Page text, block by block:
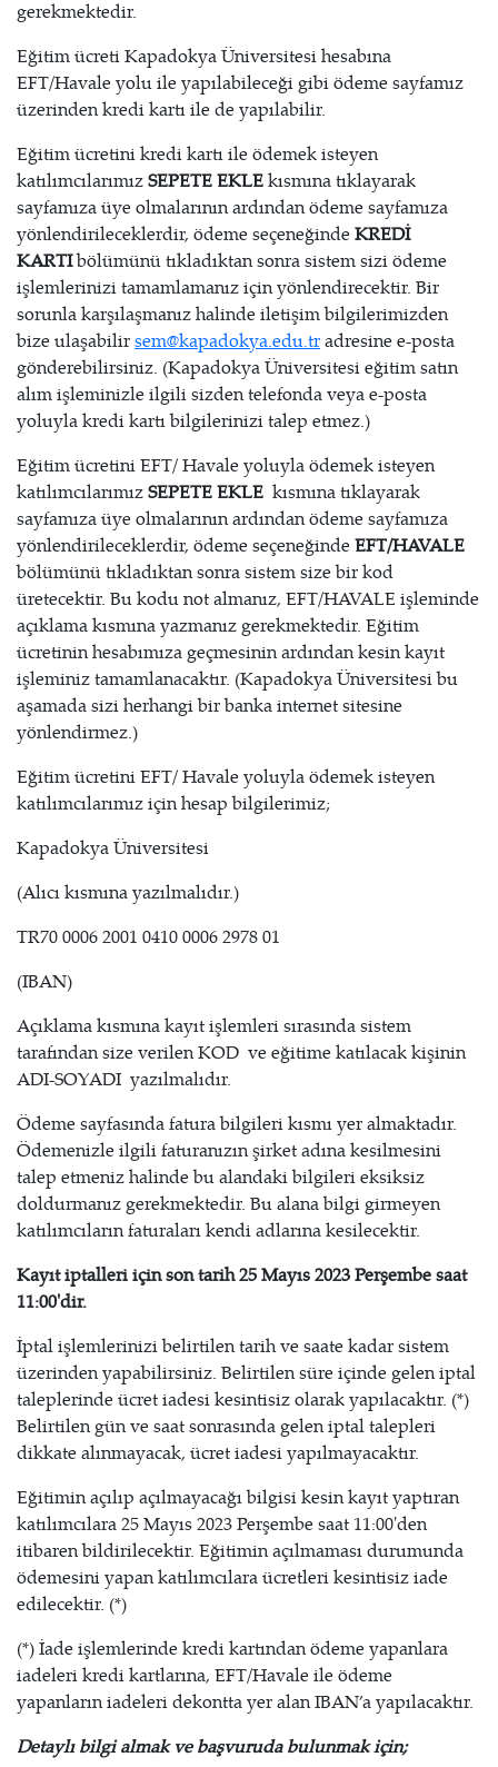
gerekmektedir.
Eğitim ücreti Kapadokya Üniversitesi hesabına
EFT/Havale yolu ile yapılabileceği gibi ödeme sayfamız
üzerinden kredi kartı ile de yapılabilir.
Eğitim ücretini kredi kartı ile ödemek isteyen
katılımcılarımızSEPETE EKLEkısmına tıklayarak
sayfamıza üye olmalarının ardından ödeme sayfamıza
yönlendirileceklerdir, ödeme seçeneğinde KREDİ
KARTIbölümünü tıkladıktan sonra sistem sizi ödeme
işlemlerinizi tamamlamanız için yönlendirecektir. Bir
sorunla karşılaşmanız halinde iletişim bilgilerimizden
bize ulaşabilirsem@kapadokya.edu.tradresine e-posta
gönderebilirsiniz. (Kapadokya Üniversitesi eğitim satın
alım işleminizle ilgili sizden telefonda veya e-posta
yoluyla kredi kartı bilgilerinizi talep etmez.)
Eğitim ücretini EFT/ Havale yoluyla ödemek isteyen
katılımcılarımızSEPETE EKLE kısmına tıklayarak
sayfamıza üye olmalarının ardından ödeme sayfamıza
yönlendirileceklerdir, ödeme seçeneğinde EFT/HAVALE
bölümünü tıkladıktan sonra sistem size bir kod
üretecektir. Bu kodu not almanız, EFT/HAVALE işleminde
açıklama kısmına yazmanız gerekmektedir. Eğitim
ücretinin hesabımıza geçmesinin ardından kesin kayıt
işleminiz tamamlanacaktır. (Kapadokya Üniversitesi bu
aşamada sizi herhangi bir banka internet sitesine
yönlendirmez.)
Eğitim ücretini EFT/ Havale yoluyla ödemek isteyen
katılımcılarımız için hesap bilgilerimiz;
Kapadokya Üniversitesi
(Alıcı kısmına yazılmalıdır.)
TR70 0006 2001 0410 0006 2978 01
(IBAN)
Açıklama kısmına kayıt işlemleri sırasında sistem
tarafından size verilen KOD ve eğitime katılacak kişinin
ADI-SOYADI yazılmalıdır.
Ödeme sayfasında fatura bilgileri kısmı yer almaktadır.
Ödemenizle ilgili faturanızın şirket adına kesilmesini
talep etmeniz halinde bu alandaki bilgileri eksiksiz
doldurmanız gerekmektedir. Bu alana bilgi girmeyen
katılımcıların faturaları kendi adlarına kesilecektir.
Kayıt iptalleri için son tarih 25 Mayıs 2023 Perşembe saat
11:00'dir.
İptal işlemlerinizi belirtilen tarih ve saate kadar sistem
üzerinden yapabilirsiniz. Belirtilen süre içinde gelen iptal
taleplerinde ücret iadesi kesintisiz olarak yapılacaktır. (*)
Belirtilen gün ve saat sonrasında gelen iptal talepleri
dikkate alınmayacak, ücret iadesi yapılmayacaktır.
Eğitimin açılıp açılmayacağı bilgisi kesin kayıt yaptıran
katılımcılara 25 Mayıs 2023 Perşembe saat 11:00'den
itibaren bildirilecektir. Eğitimin açılmaması durumunda
ödemesini yapan katılımcılara ücretleri kesintisiz iade
edilecektir. (*)
(*) İade işlemlerinde kredi kartından ödeme yapanlara
iadeleri kredi kartlarına, EFT/Havale ile ödeme
yapanların iadeleri dekontta yer alan IBAN’a yapılacaktır.
Detaylı bilgi almak ve başvuruda bulunmak için;